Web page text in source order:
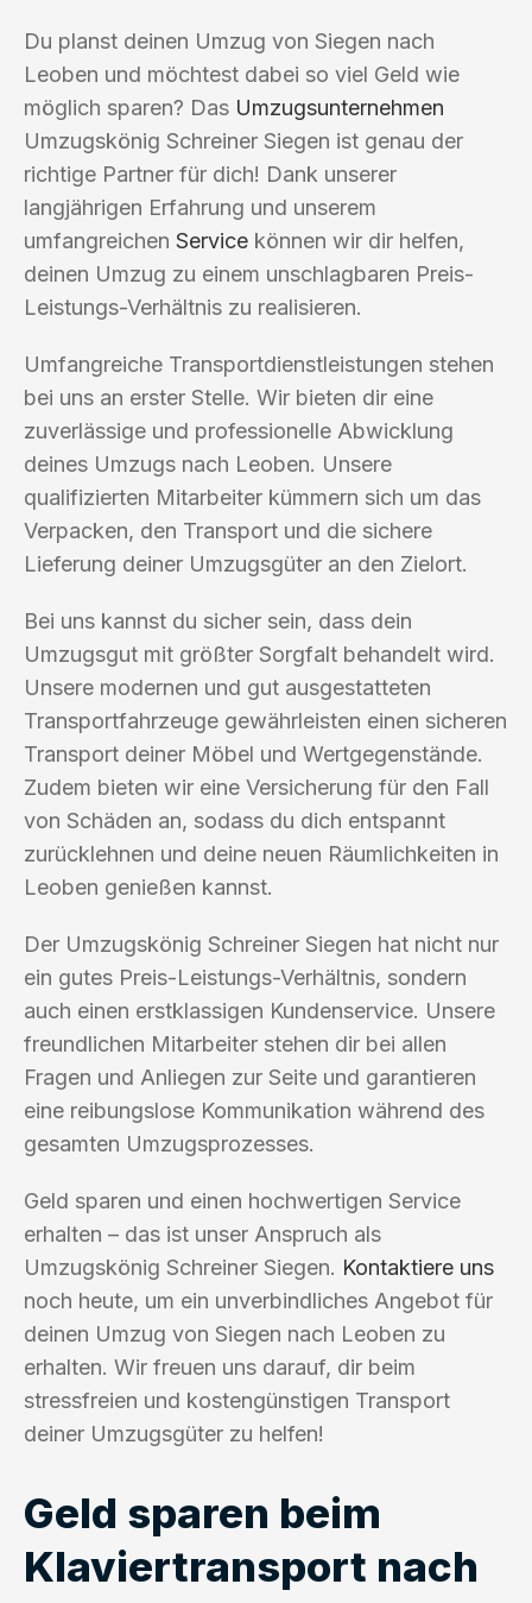
Du planst deinen Umzug von Siegen nach
Leoben und möchtest dabei so viel Geld wie
möglich sparen? Das Umzugsunternehmen
Umzugskönig Schreiner Siegen ist genau der
richtige Partner für dich! Dank unserer
langjährigen Erfahrung und unserem
umfangreichen Service können wir dir helfen,
deinen Umzug zu einem unschlagbaren Preis-
Leistungs-Verhältnis zu realisieren.
Umfangreiche Transportdienstleistungen stehen
bei uns an erster Stelle. Wir bieten dir eine
zuverlässige und professionelle Abwicklung
deines Umzugs nach Leoben. Unsere
qualifizierten Mitarbeiter kümmern sich um das
Verpacken, den Transport und die sichere
Lieferung deiner Umzugsgüter an den Zielort.
Bei uns kannst du sicher sein, dass dein
Umzugsgut mit größter Sorgfalt behandelt wird.
Unsere modernen und gut ausgestatteten
Transportfahrzeuge gewährleisten einen sicheren
Transport deiner Möbel und Wertgegenstände.
Zudem bieten wir eine Versicherung für den Fall
von Schäden an, sodass du dich entspannt
zurücklehnen und deine neuen Räumlichkeiten in
Leoben genießen kannst.
Der Umzugskönig Schreiner Siegen hat nicht nur
ein gutes Preis-Leistungs-Verhältnis, sondern
auch einen erstklassigen Kundenservice. Unsere
freundlichen Mitarbeiter stehen dir bei allen
Fragen und Anliegen zur Seite und garantieren
eine reibungslose Kommunikation während des
gesamten Umzugsprozesses.
Geld sparen und einen hochwertigen Service
erhalten – das ist unser Anspruch als
Umzugskönig Schreiner Siegen. Kontaktiere uns
noch heute, um ein unverbindliches Angebot für
deinen Umzug von Siegen nach Leoben zu
erhalten. Wir freuen uns darauf, dir beim
stressfreien und kostengünstigen Transport
deiner Umzugsgüter zu helfen!
Geld sparen beim
Klaviertransport nach